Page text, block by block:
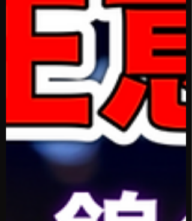
本物の学びや価値を提供している講座もあり
ます。しかしその一方で、純粋な気持ちにつ
け込み、不安や焦りに付け入るような「高額
セミナー」も増えつつあります。 今日は、
私が実際に学びの場を経験した立場、そして
経営者として多くの方と関わってきた立場か
ら、このテーマについて少しお話ししたいと
思います。 ■ 無料セミナーが入り口になる
理由 無料セミナーは誰でも参加しやすく、
「とりあえず話だけでも聞いてみよう」とい
う心理を利用します。 セミナーの場では、
感動的なエピソードや前向きな言葉が